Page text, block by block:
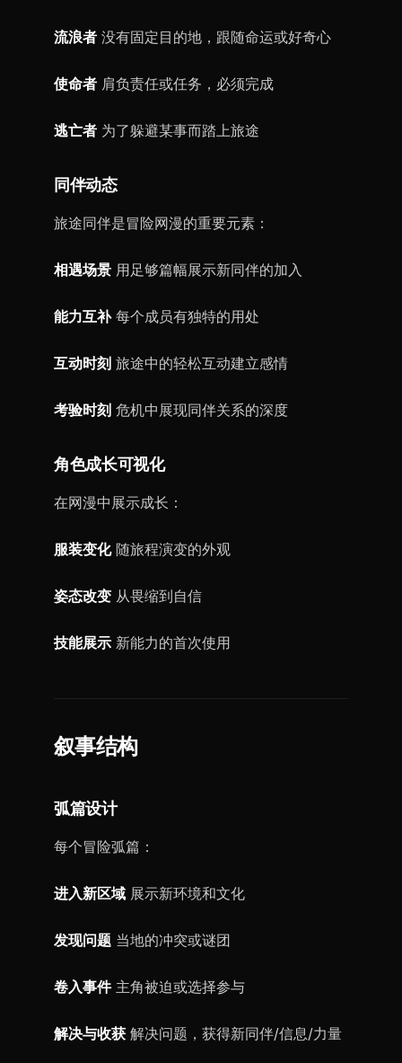
流浪者 没有固定目的地，跟随命运或好奇心
使命者 肩负责任或任务，必须完成
逃亡者 为了躲避某事而踏上旅途
同伴动态
旅途同伴是冒险网漫的重要元素：
相遇场景 用足够篇幅展示新同伴的加入
能力互补每个成员有独特的用处
互动时刻 旅途中的轻松互动建立感情
考验时刻 危机中展现同伴关系的深度
角色成长可视化
在网漫中展示成长：
服装变化随旅程演变的外观
姿态改变 从畏缩到自信
技能展示 新能力的首次使用
叙事结构
弧篇设计
每个冒险弧篇：
进入新区域 展示新环境和文化
发现问题 当地的冲突或谜团
卷入事件主角被迫或选择参与
解决与收获 解决问题，获得新同伴/信息/力量